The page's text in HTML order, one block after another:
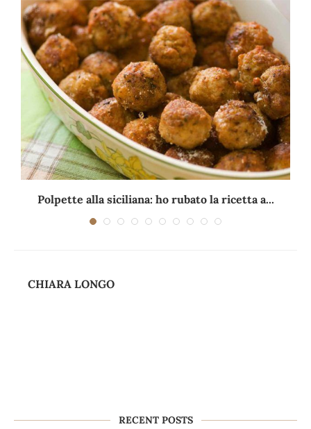
Polpette alla siciliana: ho rubato la ricetta a...
CHIARA LONGO
RECENT POSTS